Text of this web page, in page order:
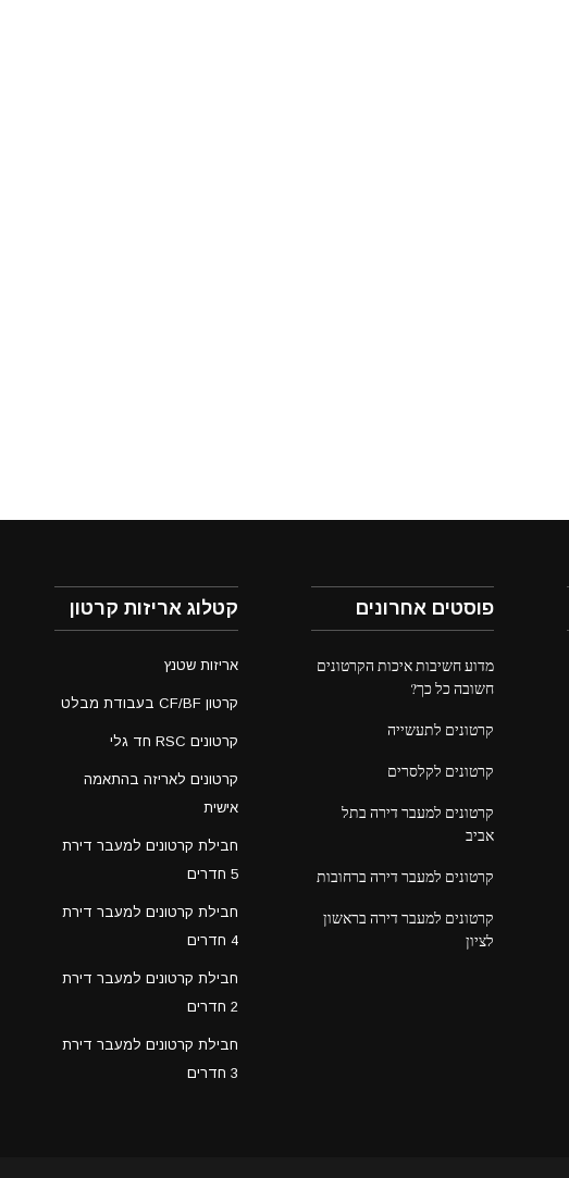
קטלוג אריזות קרטון
אריזות שטנץ
קרטון CF/BF בעבודת מבלט
קרטונים RSC חד גלי
קרטונים לאריזה בהתאמה
אישית
חבילת קרטונים למעבר דירת
5 חדרים
חבילת קרטונים למעבר דירת
4 חדרים
חבילת קרטונים למעבר דירת
2 חדרים
חבילת קרטונים למעבר דירת
3 חדרים
פוסטים אחרונים
מדוע חשיבות איכות הקרטונים
חשובה כל כך?
קרטונים לתעשייה
קרטונים לקלסרים
קרטונים למעבר דירה בתל
אביב
קרטונים למעבר דירה ברחובות
קרטונים למעבר דירה בראשון
לציון